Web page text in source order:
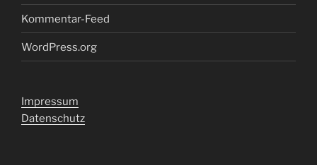
Kommentar-Feed
WordPress.org
Impressum
Datenschutz